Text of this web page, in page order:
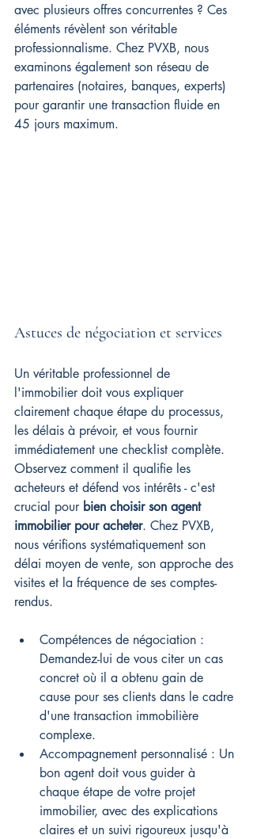
avec plusieurs offres concurrentes ? Ces
éléments révèlent son véritable
professionnalisme. Chez PVXB, nous
examinons également son réseau de
partenaires (notaires, banques, experts)
pour garantir une transaction fluide en
45 jours maximum.
Astuces de négociation et services
Un véritable professionnel de
l'immobilier doit vous expliquer
clairement chaque étape du processus,
les délais à prévoir, et vous fournir
immédiatement une checklist complète.
Observez comment il qualifie les
acheteurs et défend vos intérêts - c'est
crucial pour bien choisir son agent
immobilier pour acheter. Chez PVXB,
nous vérifions systématiquement son
délai moyen de vente, son approche des
visites et la fréquence de ses comptes-
rendus.
Compétences de négociation :
Demandez-lui de vous citer un cas
concret où il a obtenu gain de
cause pour ses clients dans le cadre
d'une transaction immobilière
complexe.
Accompagnement personnalisé : Un
bon agent doit vous guider à
chaque étape de votre projet
immobilier, avec des explications
claires et un suivi rigoureux jusqu'à